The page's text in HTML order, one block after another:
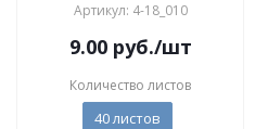
Артикул: 4-18_010
9.00руб./шт
Количество листов
40 листов